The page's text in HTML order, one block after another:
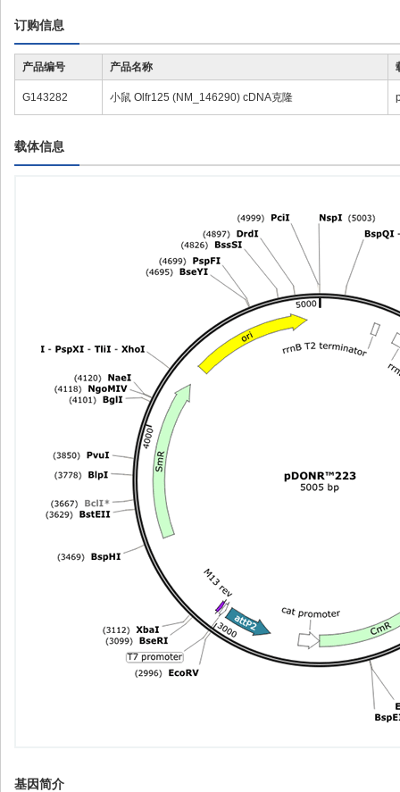
订购信息
产品编号 产品名称
G143282 小鼠 Olfr125 (NM_146290) cDNA克隆
载体信息
基因简介